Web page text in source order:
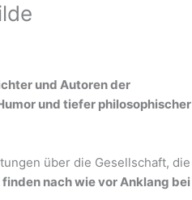
und Autoren der
und tiefer philosophischer
über die Gesellschaft, die
nach wie vor Anklang bei